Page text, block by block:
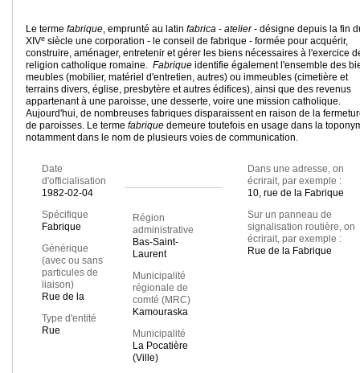
Le terme fabrique, emprunté au latin fabrica - atelier- désigne depuis la fin
XIVe siècle une corporation - le conseil de fabrique - formée pour acquérir,
construire, aménager, entretenir et gérer les biens nécessaires à l'exercice
religion catholique romaine. Fabrique identifie également l'ensemble des
meubles (mobilier, matériel d'entretien, autres) ou immeubles (cimetière et
terrains divers, église, presbytère et autres édifices), ainsi que des revenus
appartenant à une paroisse, une desserte, voire une mission catholique.
Aujourd'hui, de nombreuses fabriques disparaissent en raison de la
de paroisses. Le terme fabrique demeure toutefois en usage dans la
notamment dans le nom de plusieurs voies de communication.
Date
d'officialisation
1982-02-04
Spécifique
Fabrique
Générique
(avec ou sans
particules de
liaison)
Rue de la
Type d'entité
Rue
Région
administrative
Bas-Saint-
Laurent
Municipalité
régionale de
comté (MRC)
Kamouraska
Municipalité
La Pocatière
(Ville)
Dans une adresse, on
écrirait, par exemple :
10, rue de la Fabrique
Sur un panneau de
signalisation routière, on
écrirait, par exemple :
Rue de la Fabrique